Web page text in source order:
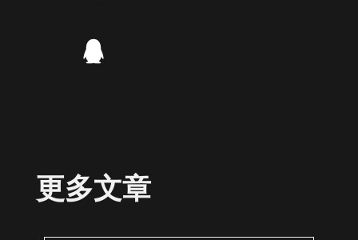
更多文章